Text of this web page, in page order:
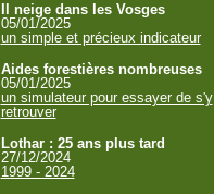
Il neige dans les Vosges
05/01/2025
un simple et précieux indicateur
Aides forestières nombreuses
05/01/2025
un simulateur pour essayer de s'y
retrouver
Lothar : 25 ans plus tard
27/12/2024
1999 - 2024